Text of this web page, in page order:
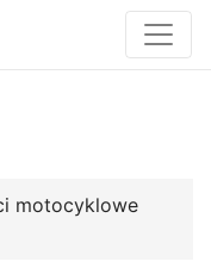
motocyklowe